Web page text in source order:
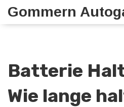
Gommern
Batterie
Wie lange